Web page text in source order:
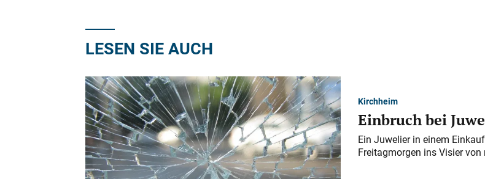
LESEN SIE AUCH
Kirchheim
Einbruch bei
Ein Juwelier in einem
Freitagmorgen ins Visier